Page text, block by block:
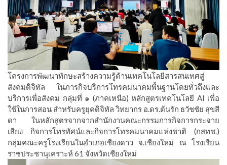
โครงการพัฒนาทักษะสร้างความรู้ด้านเทคโนโลยีสารสนเทศสู่
สังคมดิจิทัล ในภารกิจบริการโทรคมนาคมพื้นฐานโดยทั่วถึงและ
บริการเพื่อสังคม กลุ่มที่ ๑ (ภาคเหนือ) หลักสูตรเทคโนโลยี AI เพื่อ
ใช้ในการสอน สำหรับครูยุคดิจิทัล วิทยากร อ.ดร.ต้นรัก ธวัชชัย สุขสี
ดา ในหลักสูตรจากจากสำนักงานคณะกรรมการกิจการกระจาย
เสียง กิจการโทรทัศน์และกิจการโทรคมนาคมแห่งชาติ (กสทช.)
กลุ่มคณะครูโรงเรียนในอำเภอเชียงดาว จ.เชียงใหม่ ณ โรงเรียน
ราชประชานุเคราะห์ 61 จังหวัดเชียงใหม่